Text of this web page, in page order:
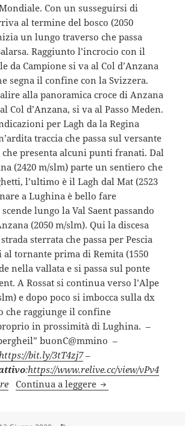
Con un susseguirsi di
al termine del bosco (2050
un lungo traverso che passa
Raggiunto l’incrocio con il
da Campione si va al Col d’Anzana
segna il confine con la Svizzera.
alla panoramica croce di Anzana
Col d’Anzana, si va al Passo Meden.
per Lagh da la Regina
traccia che passa sul versante
che presenta alcuni punti franati. Dal
(2420 m/slm) parte un sentiero che
l’ultimo è il Lagh dal Mat (2523
a Lughina è bello fare
lungo la Val Saent passando
(2050 m/slm). Qui la discesa
sterrata che passa per Pescia
al tornante prima di Remita (1550
nella vallata e si passa sul ponte
A Rossat si continua verso l’Alpe
e dopo poco si imbocca sulla dx
che raggiunge il confine
in prossimità di Lughina. –
buonC@mmino –
https://bit.ly/3tT4zj7–
:https://www.relive.cc/view/vPv4
Continua a leggere CH – ANELLO